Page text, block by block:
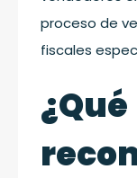
proceso de
fiscales
¿Qué